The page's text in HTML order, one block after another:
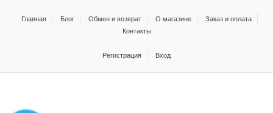
Главная Блог Обмен и возврат О магазине
Заказ и оплата
Контакты
Регистрация Вход